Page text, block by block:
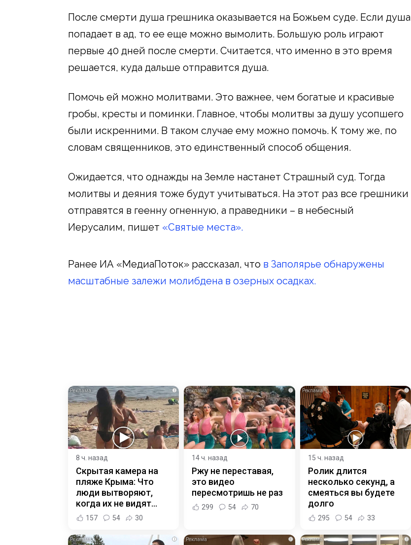
После смерти душа грешника оказывается на Божьем суде. Если душа
попадает в ад, то ее еще можно вымолить. Большую роль играют
первые 40 дней после смерти. Считается, что именно в это время
решается, куда дальше отправится душа.
Помочь ей можно молитвами. Это важнее, чем богатые и красивые
гробы, кресты и поминки. Главное, чтобы молитвы за душу усопшего
были искренними. В таком случае ему можно помочь. К тому же, по
словам священников, это единственный способ общения.
Ожидается, что однажды на Земле настанет Страшный суд. Тогда
молитвы и деяния тоже будут учитываться. На этот раз все грешники
отправятся в геенну огненную, а праведники – в небесный
Иерусалим, пишет «Святые места».
Ранее ИА «МедиаПоток» рассказал, что в Заполярье обнаружены
масштабные залежи молибдена в озерных осадках.
i
8 ч. назад
Скрытая камера на
пляже Крыма: Что
люди вытворяют,
когда их не видят...
157 54 30
i
14 ч. назад
Ржу не переставая,
это видео
пересмотришь не раз
299 54 70
i
15 ч. назад
Ролик длится
несколько секунд, а
смеяться вы будете
долго
295 54 33
i i i